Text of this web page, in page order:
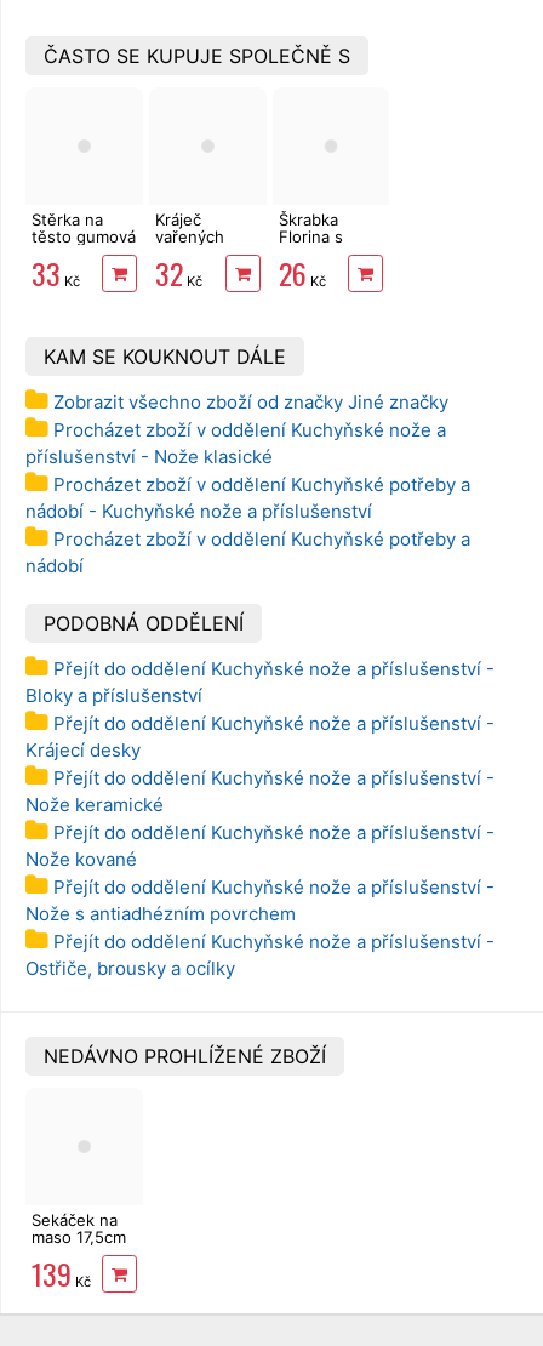
ČASTO SE KUPUJE SPOLEČNĚ S
Stěrka na
těsto gumová
33 Kč
Kráječ
vařených
struna
32 Kč
Škrabka
Florina s
čepelí, rovné
ostří
26 Kč
KAM SE KOUKNOUT DÁLE
Zobrazit všechno zboží od značky Jiné značky
Procházet zboží v oddělení Kuchyňské nože a
příslušenství - Nože klasické
Procházet zboží v oddělení Kuchyňské potřeby a
nádobí - Kuchyňské nože a příslušenství
Procházet zboží v oddělení Kuchyňské potřeby a
nádobí
PODOBNÁ ODDĚLENÍ
Přejít do oddělení Kuchyňské nože a příslušenství -
Bloky a příslušenství
Přejít do oddělení Kuchyňské nože a příslušenství -
Krájecí desky
Přejít do oddělení Kuchyňské nože a příslušenství -
Nože keramické
Přejít do oddělení Kuchyňské nože a příslušenství -
Nože kované
Přejít do oddělení Kuchyňské nože a příslušenství -
Nože s antiadhézním povrchem
Přejít do oddělení Kuchyňské nože a příslušenství -
Ostřiče, brousky a ocílky
NEDÁVNO PROHLÍŽENÉ ZBOŽÍ
Sekáček na
maso 17,5cm
139 Kč